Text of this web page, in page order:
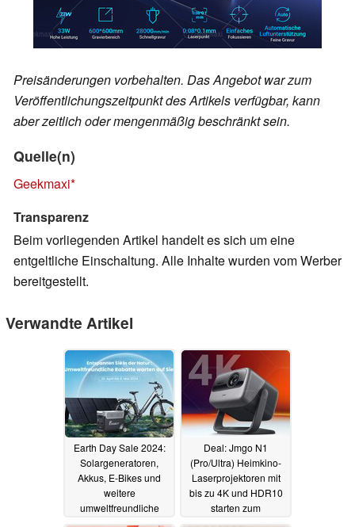
Preisänderungen vorbehalten. Das Angebot war zum
Veröffentlichungszeitpunkt des Artikels verfügbar, kann
aber zeitlich oder mengenmäßig beschränkt sein.
Quelle(n)
Geekmaxi
Transparenz
Beim vorliegenden Artikel handelt es sich um eine
entgeltliche Einschaltung. Alle Inhalte wurden vom Werber
bereitgestellt.
Verwandte Artikel
Earth Day Sale 2024:
Solargeneratoren,
Akkus, E-Bikes und
weitere
umweltfreundliche
Angebote bei
Deal: Jmgo N1
(Pro/Ultra) Heimkino-
Laserprojektoren mit
bis zu 4K und HDR10
starten zum
Vorzugspreis (Ad)